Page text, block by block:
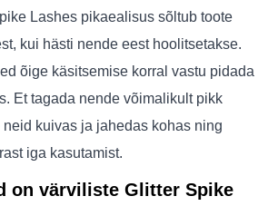
Lashes pikaealisus sõltub toote
kui hästi nende eest hoolitsetakse.
õige käsitsemise korral vastu pidada
Et tagada nende võimalikult pikk
kuivas ja jahedas kohas ning
iga kasutamist.
on värviliste Glitter Spike